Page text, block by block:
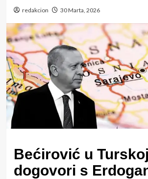
redakcion 30 Marta, 2026
Bećirović u
dogovori s